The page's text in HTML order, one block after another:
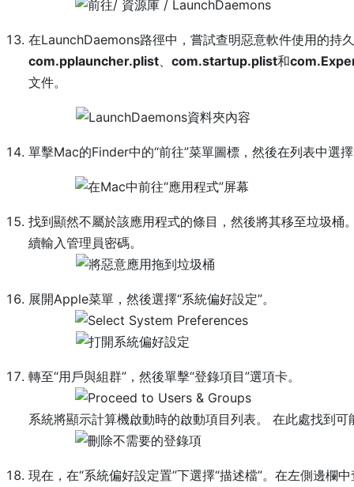
在LaunchDaemons路徑中，嘗試查明惡意軟件使用的持
com.pplauncher.plist 、com.startup.plist和
文件。
單擊Mac的Finder中的“前往”菜單圖標，然後在列表中選
找到顯然不屬於該應用程式的條目，然後將其移至垃圾
續輸入管理員密碼。
展開Apple菜單，然後選擇“系統偏好設定”。
轉至“用戶與組群”，然後單擊“登錄項目”選項卡。
系統將顯示計算機啟動時的啟動項目列表。 在此處找到
現在，在“系統偏好設定置”下選擇“描述檔”。在左側邊欄